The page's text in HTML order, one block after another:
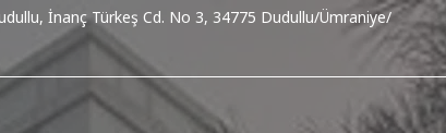
İnanç Türkeş Cd. No 3, 34775 Dudullu/Ümraniye/